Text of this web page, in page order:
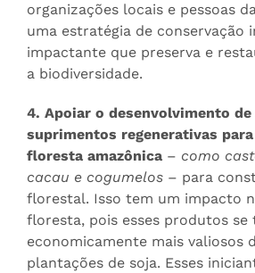
organizações locais e pessoas
uma estratégia de conservação
impactante que preserva e
a biodiversidade.
4. Apoiar o desenvolvimento de
suprimentos regenerativas
floresta amazônica – como
cacau e cogumelos – para
florestal. Isso tem um impacto
floresta, pois esses produtos se
economicamente mais valiosos
plantações de soja. Esses